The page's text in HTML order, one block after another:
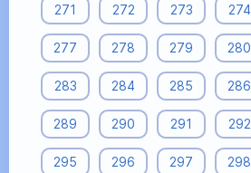
271 272 273 274
277 278 279 280
283 284 285 286
289 290 291 292
295 296 297 298